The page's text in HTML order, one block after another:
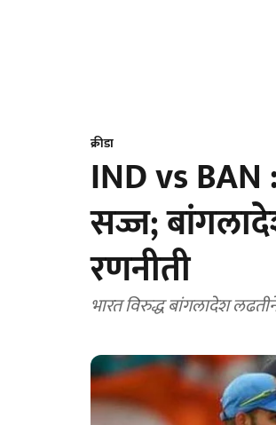
क्रीडा
IND vs BAN
सज्ज;
रणनीती
भारत विरुद्ध बांगलादेश